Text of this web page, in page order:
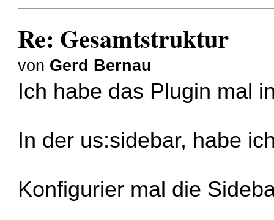
Re: Gesamtstruktur
von Gerd Bernau
Ich habe das Plugin mal
In der us:sidebar, habe
Konfigurier mal die